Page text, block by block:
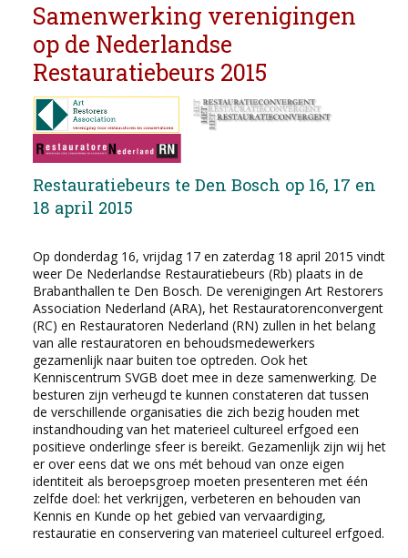
Samenwerking verenigingen
op de Nederlandse
Restauratiebeurs 2015
Restauratiebeurs te Den Bosch op 16, 17 en
18 april 2015
Op donderdag 16, vrijdag 17 en zaterdag 18 april 2015 vindt
weer De Nederlandse Restauratiebeurs (Rb) plaats in de
Brabanthallen te Den Bosch. De verenigingen Art Restorers
Association Nederland (ARA), het Restauratorenconvergent
(RC) en Restauratoren Nederland (RN) zullen in het belang
van alle restauratoren en behoudsmedewerkers
gezamenlijk naar buiten toe optreden. Ook het
Kenniscentrum SVGB doet mee in deze samenwerking. De
besturen zijn verheugd te kunnen constateren dat tussen
de verschillende organisaties die zich bezig houden met
instandhouding van het materieel cultureel erfgoed een
positieve onderlinge sfeer is bereikt. Gezamenlijk zijn wij het
er over eens dat we ons mét behoud van onze eigen
identiteit als beroepsgroep moeten presenteren met één
zelfde doel: het verkrijgen, verbeteren en behouden van
Kennis en Kunde op het gebied van vervaardiging,
restauratie en conservering van materieel cultureel erfgoed.